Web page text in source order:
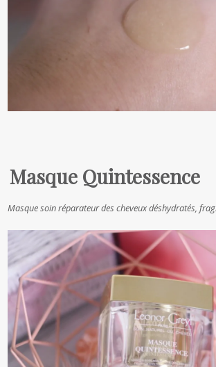
Masque Quintessence
Masque soin réparateur des cheveux déshydratés,